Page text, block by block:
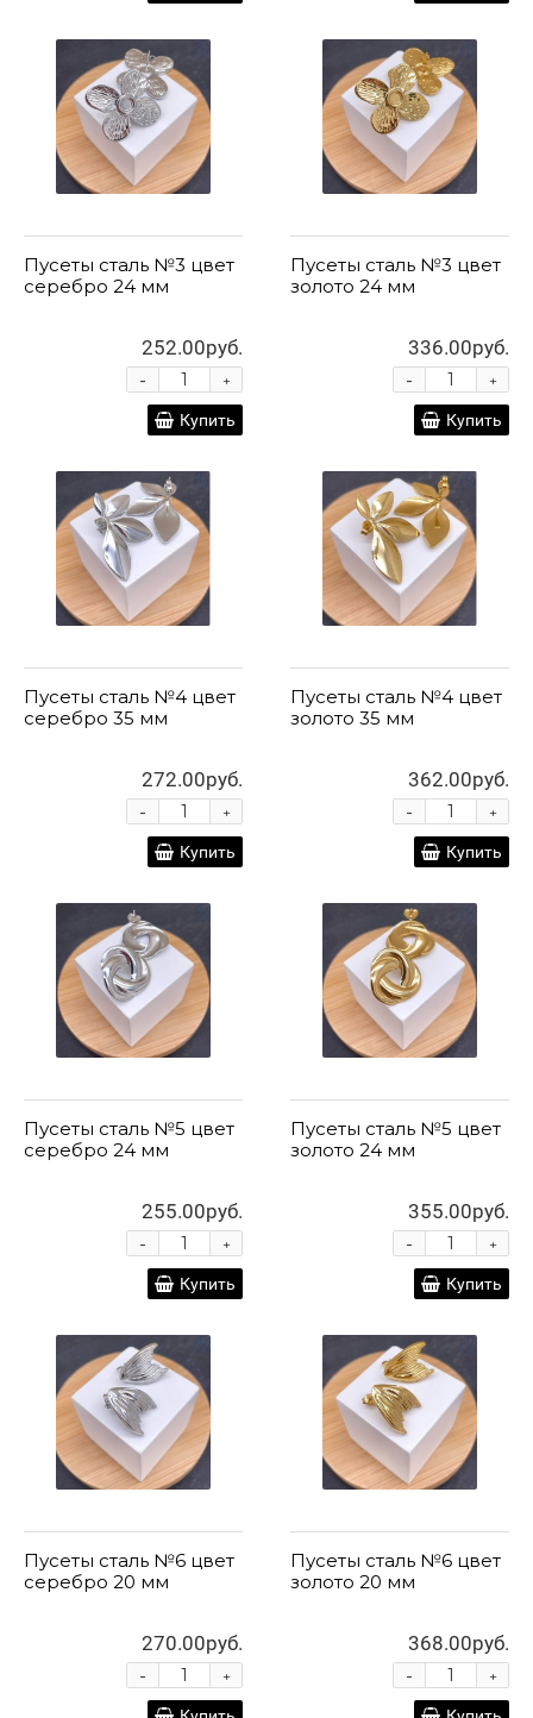
Пусеты сталь №3 цвет
серебро 24 мм
252.00руб.
+
-
Купить
Пусеты сталь №3 цвет
золото 24 мм
336.00руб.
+
-
Купить
Пусеты сталь №4 цвет
серебро 35 мм
272.00руб.
+
-
Купить
Пусеты сталь №4 цвет
золото 35 мм
362.00руб.
+
-
Купить
Пусеты сталь №5 цвет
серебро 24 мм
255.00руб.
+
-
Купить
Пусеты сталь №5 цвет
золото 24 мм
355.00руб.
+
-
Купить
Пусеты сталь №6 цвет
серебро 20 мм
270.00руб.
+
-
Пусеты сталь №6 цвет
золото 20 мм
368.00руб.
+
-